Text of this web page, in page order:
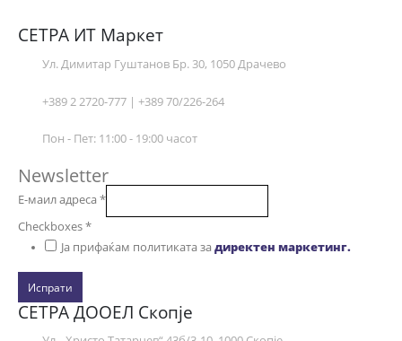
СЕТРА ИТ Маркет
Ул. Димитар Гуштанов Бр. 30, 1050 Драчево
+389 2 2720-777 | +389 70/226-264
Пон - Пет: 11:00 - 19:00 часот
Newsletter
Е-маил адреса*
Checkboxes*
Ја прифаќам политиката задиректен маркетинг.
Испрати
СЕТРА ДООЕЛ Скопје